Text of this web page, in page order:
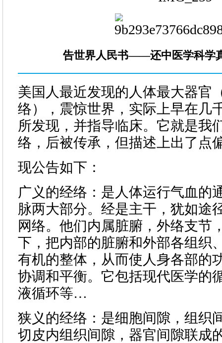
告世界人民书——还中医学科学
美国人最近发现的人体最大器官
络），震惊世界，实际上早在几
所发现，并指导临床。它就是我
络，后被传承，但描述上出了点
现公告如下：
广义的经络：是人体运行气血的
脉两大部分。经是主干，犹如途
网络。他们内属脏腑，外络支节
下，把内部的脏腑和外部各组织
有机的整体，从而使人身各部的
协调和平衡。它包括现代医学的
液循环等…
狭义的经络：是细胞间隙，组织
切皮内组织间隙，器官间隙联成